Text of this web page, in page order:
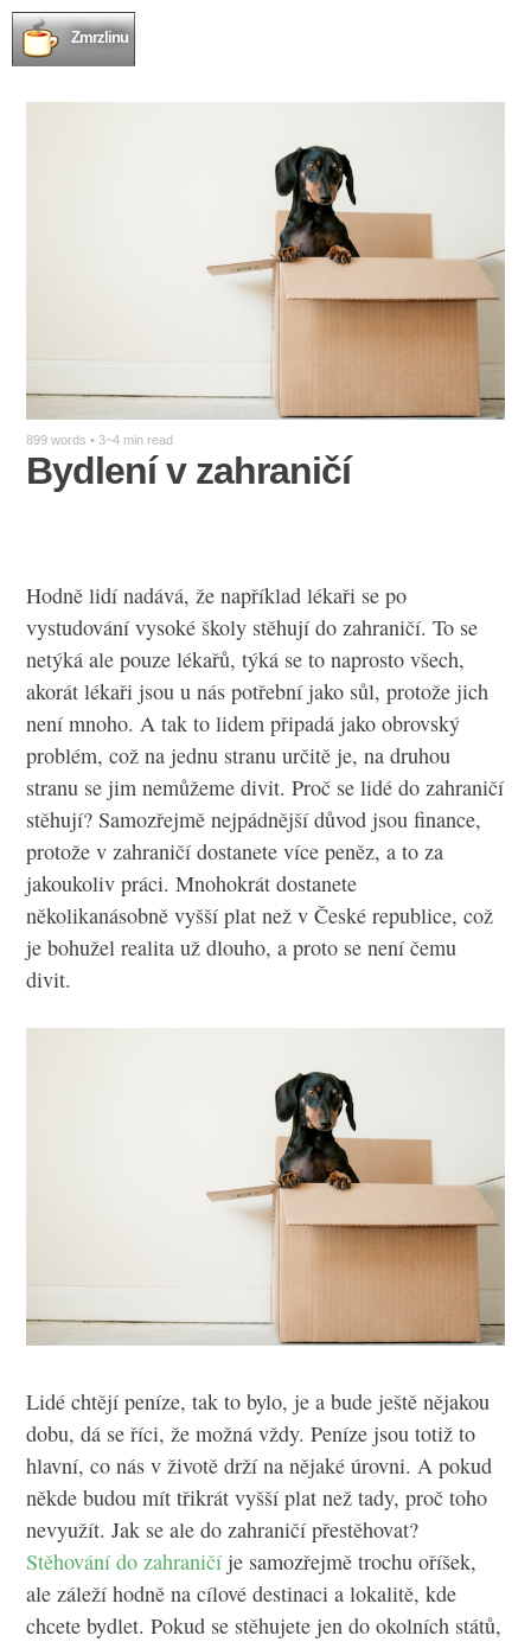
Zmrzlinu
899 words • 3~4 min read
Bydlení v zahraničí
Hodně lidí nadává, že například lékaři se po
vystudování vysoké školy stěhují do zahraničí. To se
netýká ale pouze lékařů, týká se to naprosto všech,
akorát lékaři jsou u nás potřební jako sůl, protože jich
není mnoho. A tak to lidem připadá jako obrovský
problém, což na jednu stranu určitě je, na druhou
stranu se jim nemůžeme divit. Proč se lidé do zahraničí
stěhují? Samozřejmě nejpádnější důvod jsou finance,
protože v zahraničí dostanete více peněz, a to za
jakoukoliv práci. Mnohokrát dostanete
několikanásobně vyšší plat než v České republice, což
je bohužel realita už dlouho, a proto se není čemu
divit.
Lidé chtějí peníze, tak to bylo, je a bude ještě nějakou
dobu, dá se říci, že možná vždy. Peníze jsou totiž to
hlavní, co nás v životě drží na nějaké úrovni. A pokud
někde budou mít třikrát vyšší plat než tady, proč toho
nevyužít. Jak se ale do zahraničí přestěhovat?
Stěhování do zahraničí je samozřejmě trochu oříšek,
ale záleží hodně na cílové destinaci a lokalitě, kde
chcete bydlet. Pokud se stěhujete jen do okolních států,